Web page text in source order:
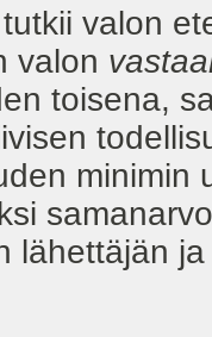
valon
valon
toisena,
minimin
lähettäjän